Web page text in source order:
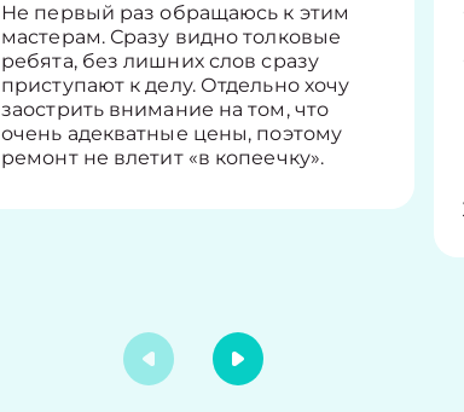
Не первый раз обращаюсь к этим
мастерам. Сразу видно толковые
ребята, без лишних слов сразу
приступают к делу. Отдельно хочу
заострить внимание на том, что
очень адекватные цены, поэтому
ремонт не влетит «в копеечку».